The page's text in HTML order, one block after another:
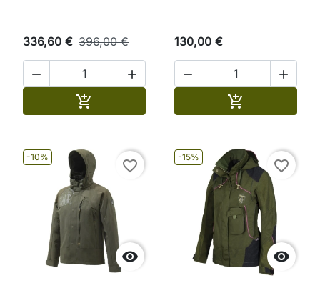
336,60 € 396,00 €
 

130,00 €
 

-10%

favorite_border
-15%

favorite_border